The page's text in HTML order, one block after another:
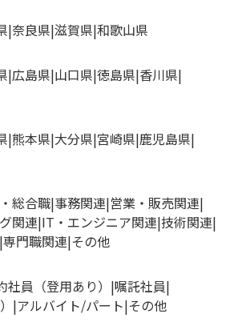
奈良県 滋賀県 和歌山県
広島県 山口県 徳島県 香川県
熊本県 大分県 宮崎県 鹿児島県
総合職 事務関連 営業・販売関連
関連 IT・エンジニア関連 技術関連
専門職関連 その他
社員（登用あり）
嘱託社員
アルバイト/パート その他